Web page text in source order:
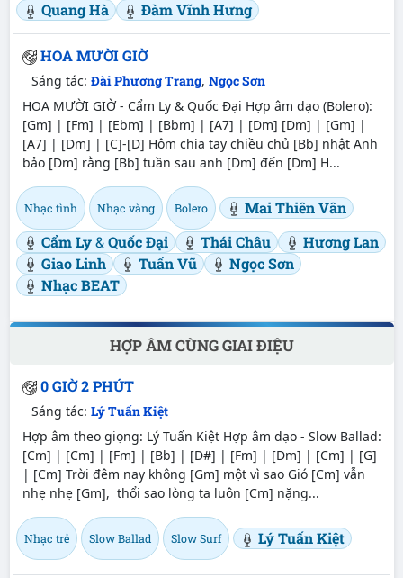
Quang Hà Đàm Vĩnh Hưng
HOA MƯỜI GIỜ
Sáng tác: Đài Phương Trang, Ngọc Sơn
HOA MƯỜI GIỜ - Cẩm Ly & Quốc Đại Hợp âm dạo (Bolero):
[Gm] | [Fm] | [Ebm] | [Bbm] | [A7] | [Dm] [Dm] | [Gm] |
[A7] | [Dm] | [C]-[D] Hôm chia tay chiều chủ [Bb] nhật Anh
bảo [Dm] rằng [Bb] tuần sau anh [Dm] đến [Dm] H...
Nhạc tình Nhạc vàng Bolero
Mai Thiên Vân
Cẩm Ly&Quốc Đại Thái Châu
Hương Lan
Giao Linh
Tuấn Vũ
Ngọc Sơn
Nhạc BEAT
HỢP ÂM CÙNG GIAI ĐIỆU
0 GIỜ 2 PHÚT
Sáng tác: Lý Tuấn Kiệt
Hợp âm theo giọng: Lý Tuấn Kiệt Hợp âm dạo - Slow Ballad:
[Cm] | [Cm] | [Fm] | [Bb] | [D#] | [Fm] | [Dm] | [Cm] | [G]
| [Cm] Trời đêm nay không [Gm] một vì sao Gió [Cm] vẫn
nhẹ nhẹ [Gm], thổi sao lòng ta luôn [Cm] nặng...
Nhạc trẻ Slow Ballad Slow Surf Lý Tuấn Kiệt